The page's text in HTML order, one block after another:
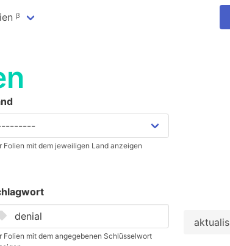
ᵝ
Folien mit dem jeweiligen Land anzeigen
Folien mit dem angegebenen Schlüsselwort